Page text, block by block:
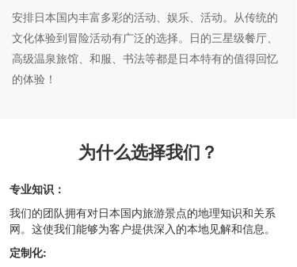
安排日本国内丰富多彩的活动、娱乐、活动。从传统的
文化体验到冒险活动有广泛的选择。日的三星级餐厅、
高级温泉旅馆、和服、书法等都是日本特有的值得回忆
的体验！
为什么选择我们？
专业知识：
我们的团队拥有对日本国内旅游景点的地理知识和关系
网。这使我们能够为客户提供深入的本地见解和信息。
定制化: